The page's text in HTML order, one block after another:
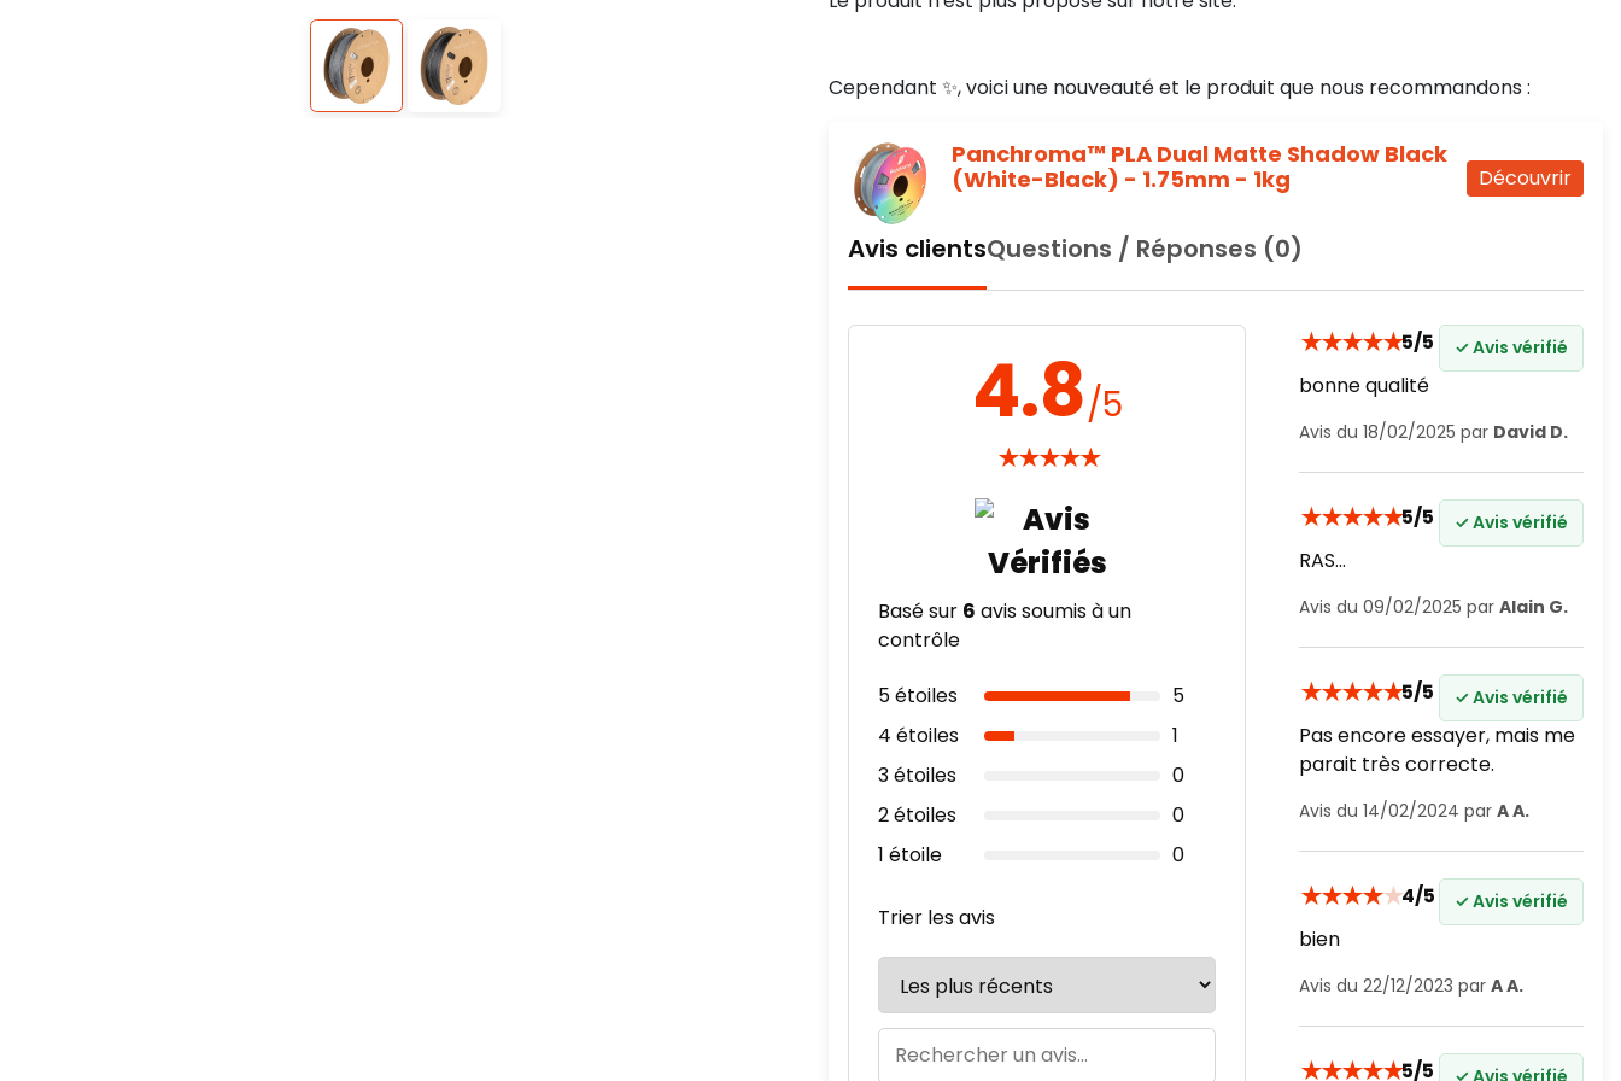
Cependant ✨, voici une nouveauté et le produit que nous recommandons :
Découvrir
Panchroma™ PLA Dual Matte Shadow Black
(White-Black) - 1.75mm - 1kg
Avis clientsQuestions / Réponses (0)
4.8/5
★★★★★
Basé sur 6 avis soumis à un
contrôle
5 étoiles
5
4 étoiles
1
3 étoiles
0
2 étoiles
0
1 étoile
0
Trier les avis
★★★★★5/5 ✓ Avis vérifié
bonne qualité
Avis du 18/02/2025 par David D.
★★★★★5/5 ✓ Avis vérifié
RAS...
Avis du 09/02/2025 par Alain G.
★★★★★5/5 ✓ Avis vérifié
Pas encore essayer, mais me
parait très correcte.
Avis du 14/02/2024 par A A.
★★★★★4/5 ✓ Avis vérifié
bien
Avis du 22/12/2023 par A A.
★★★★★5/5 ✓ Avis vérifié